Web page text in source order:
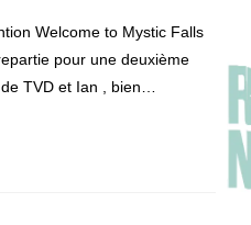
Welcome to Mystic Falls
pour une deuxième
TVD et Ian , bien…